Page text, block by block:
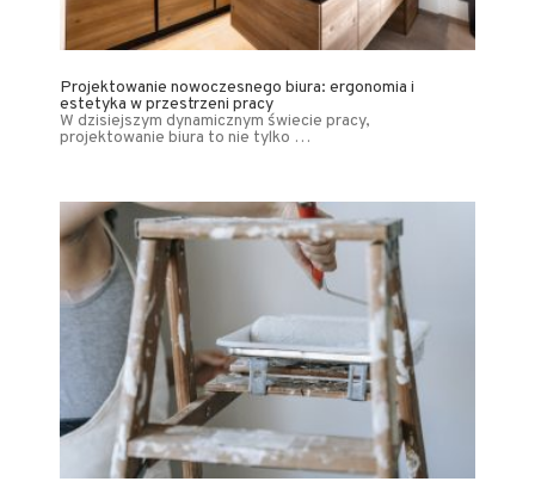
Projektowanie nowoczesnego biura: ergonomia i
estetyka w przestrzeni pracy
W dzisiejszym dynamicznym świecie pracy,
projektowanie biura to nie tylko …